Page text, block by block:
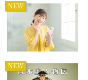
NEW
NEW